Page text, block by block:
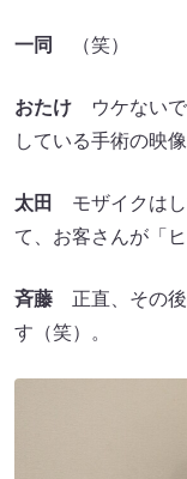
一同 （笑）
おたけ ウケないで
している手術の映
太田
モザイクはし
て、お客さんが「
斉藤 正直、その後
す（笑）。